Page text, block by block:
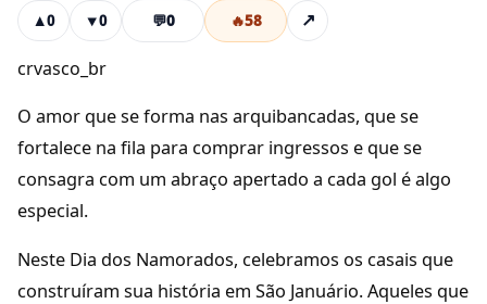
▲0 ▼0 💬0 🔥58 ↗
crvasco_br
O amor que se forma nas arquibancadas, que se
fortalece na fila para comprar ingressos e que se
consagra com um abraço apertado a cada gol é algo
especial.
Neste Dia dos Namorados, celebramos os casais que
construíram sua história em São Januário. Aqueles que